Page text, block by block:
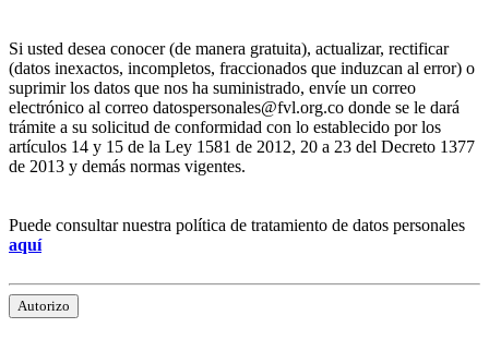
Si usted desea conocer (de manera gratuita), actualizar, rectificar
(datos inexactos, incompletos, fraccionados que induzcan al error) o
suprimir los datos que nos ha suministrado, envíe un correo
electrónico al correo datospersonales@fvl.org.co donde se le dará
trámite a su solicitud de conformidad con lo establecido por los
artículos 14 y 15 de la Ley 1581 de 2012, 20 a 23 del Decreto 1377
de 2013 y demás normas vigentes.
Puede consultar nuestra política de tratamiento de datos personales
aquí
Autorizo